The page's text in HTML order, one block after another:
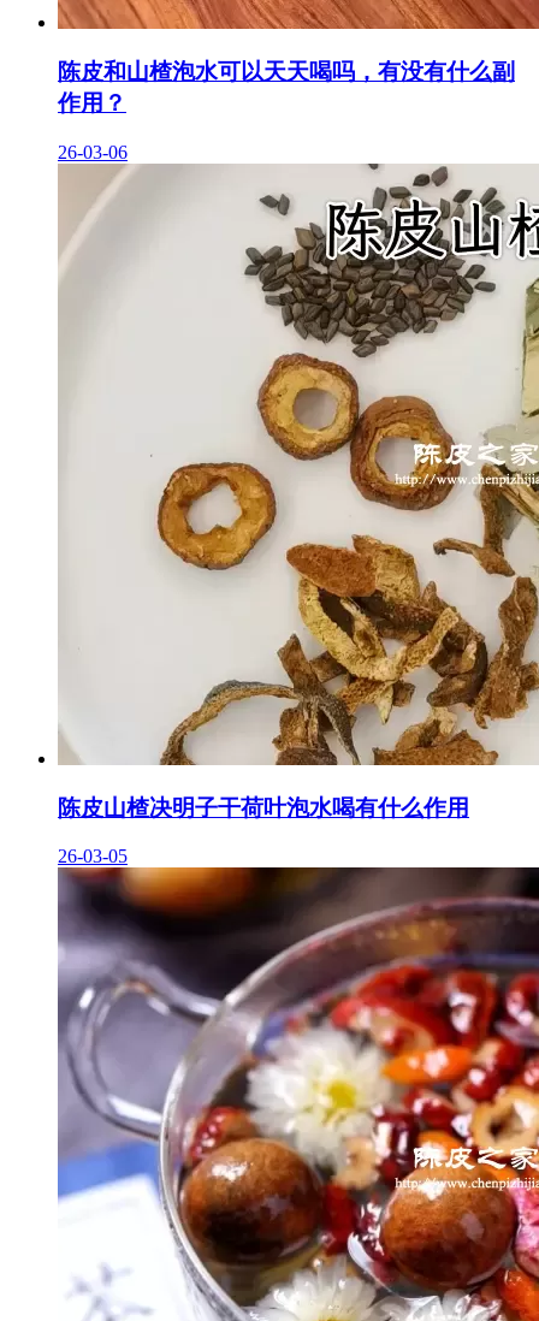
陈皮和山楂泡水可以天天喝吗，有没有什么副
作用？
26-03-06
陈皮山楂决明子干荷叶泡水喝有什么作用
26-03-05